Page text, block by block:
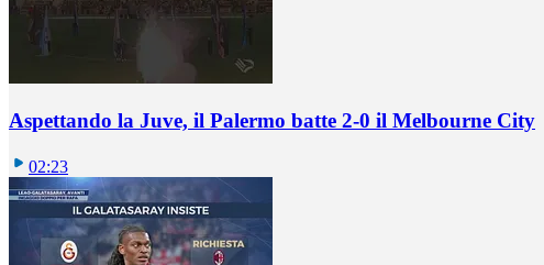
Aspettando la Juve, il Palermo batte 2-0 il Melbourne City
02:23